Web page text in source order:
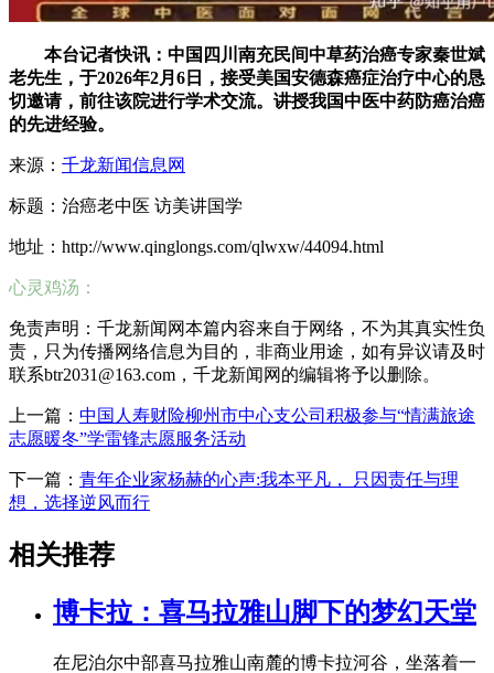
本台记者快讯：中国四川南充民间中草药治癌专家秦世斌
老先生，于2026年2月6日，接受美国安德森癌症治疗中心的恳
切邀请，前往该院进行学术交流。讲授我国中医中药防癌治癌
的先进经验。
来源： 千龙新闻信息网
标题：治癌老中医 访美讲国学
地址：http://www.qinglongs.com/qlwxw/44094.html
心灵鸡汤：
免责声明：千龙新闻网本篇内容来自于网络，不为其真实性负
责，只为传播网络信息为目的，非商业用途，如有异议请及时
联系btr2031@163.com，千龙新闻网的编辑将予以删除。
上一篇： 中国人寿财险柳州市中心支公司积极参与“情满旅途
志愿暖冬”学雷锋志愿服务活动
下一篇： 青年企业家杨赫的心声:我本平凡， 只因责任与理
想，选择逆风而行
相关推荐
博卡拉：喜马拉雅山脚下的梦幻天堂
在尼泊尔中部喜马拉雅山南麓的博卡拉河谷，坐落着一